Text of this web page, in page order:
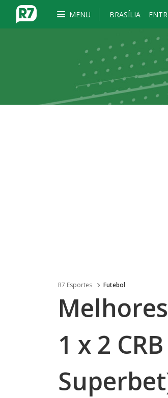
MENU BRASÍLIA
R7 Esportes Futebol
1 x 2